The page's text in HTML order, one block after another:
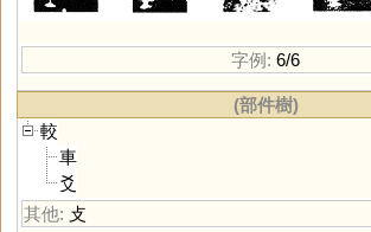
字例: 6/6
(部件樹)
較
車
爻
其他: 攴